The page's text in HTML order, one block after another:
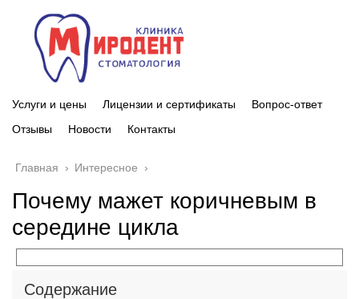
Услуги и цены Лицензии и сертификаты
Вопрос-ответ
Отзывы
Новости Контакты
Главная › Интересное ›
Почему мажет коричневым в
середине цикла
Содержание